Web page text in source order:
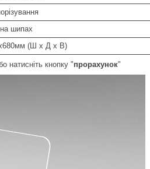
шипах
(Ш х Д х В)
натисніть кнопку "прорахунок"